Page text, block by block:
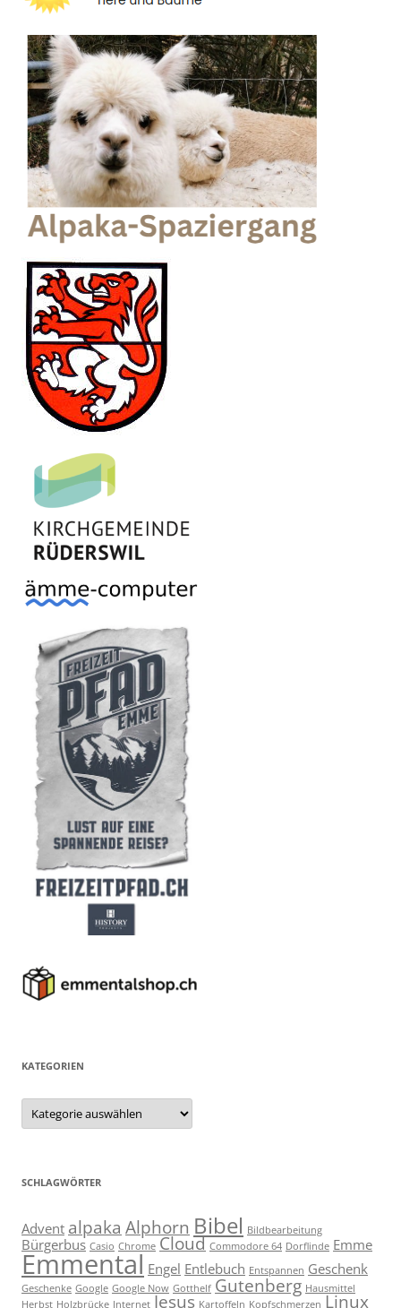
KATEGORIEN
Kategorien
SCHLAGWÖRTER
Advent alpaka Alphorn Bibel Bildbearbeitung
Bürgerbus Casio Chrome Cloud Commodore 64 Dorflinde Emme
Emmental Engel Entlebuch Entspannen Geschenk
Geschenke Google Google Now Gotthelf Gutenberg Hausmittel
Herbst Holzbrücke Internet Jesus Kartoffeln Kopfschmerzen Linux